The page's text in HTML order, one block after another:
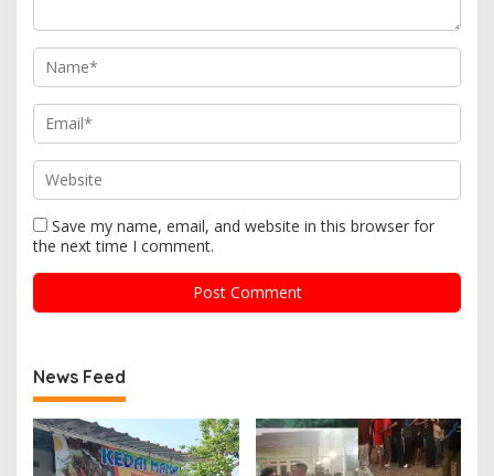
Save my name, email, and website in this browser for
the next time I comment.
News Feed